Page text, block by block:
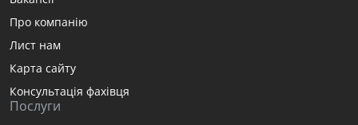
Про компанію
Лист нам
Карта сайту
Консультація фахівця
Послуги